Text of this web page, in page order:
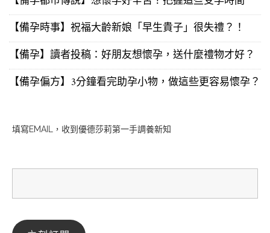
【備孕時事】祝福大齡新娘「早生貴子」很失禮？！
【備孕】讀者投稿：好朋友想懷孕，送什麼禮物才好？
【備孕偏方】3分鐘看完助孕小物，做這些更容易懷孕？
填寫EMAIL，收到優德莎莉第一手調養新知